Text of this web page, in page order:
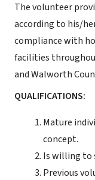
The volunteer
according to his/
compliance with
facilities
and Walworth
QUALIFICATIONS:
Mature
concept.
Is willing to
Previous